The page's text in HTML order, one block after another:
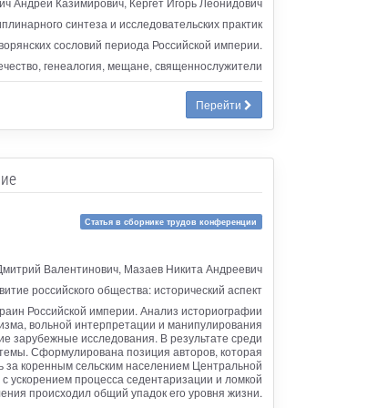
синтеза и исследовательских практик
сословий периода Российской империи.
генеалогия, мещане, священнослужители
Перейти
Статья в сборнике трудов конференции
Валентинович, Мазаев Никита Андреевич
российского общества: исторический аспект
Российской империи. Анализ историографии
вольной интерпретации и манипулирования
зарубежные исследования. В результате среди
Сформулирована позиция авторов, которая
за коренным сельским населением Центральной
процесса седентаризации и ломкой
происходил общий упадок его уровня жизни.